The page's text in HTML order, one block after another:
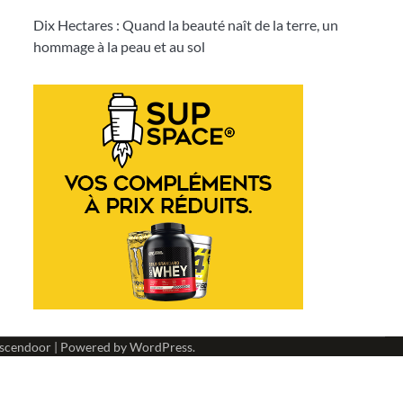
Dix Hectares : Quand la beauté naît de la terre, un
hommage à la peau et au sol
| Powered byWordPress.